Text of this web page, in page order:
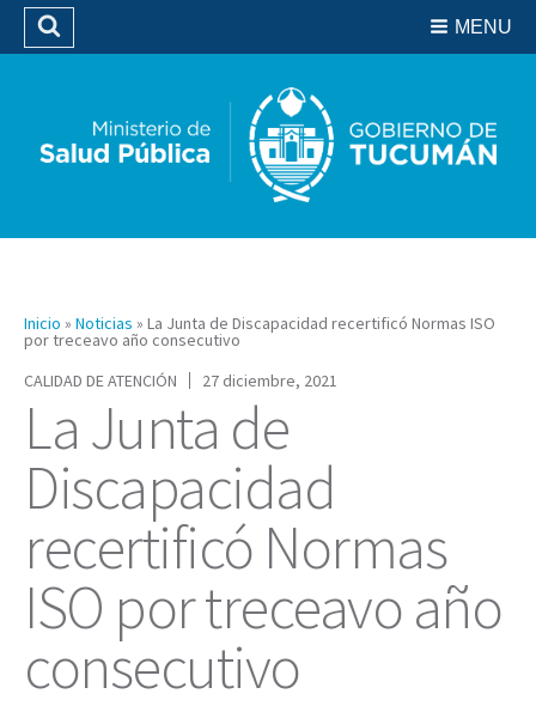
Biblioteca
MENU
Buscar
Inicio » Noticias » La Junta de Discapacidad recertificó Normas ISO
por treceavo año consecutivo
CALIDAD DE ATENCIÓN
27 diciembre, 2021
La Junta de
Discapacidad
recertificó Normas
ISO por treceavo año
consecutivo